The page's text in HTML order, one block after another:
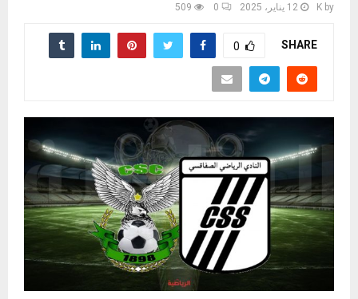
by
K 12 يناير، 2025 0
509
SHARE
0